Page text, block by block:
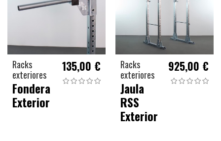
Racks
exteriores
Fondera
Exterior
135,00 €
Racks
exteriores
Jaula
RSS
Exterior
925,00 €